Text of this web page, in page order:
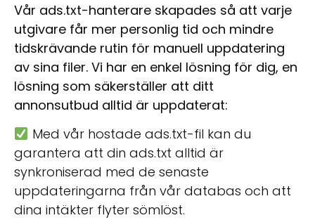
Vår ads.txt-hanterare skapades så att varje
utgivare får mer personlig tid och mindre
tidskrävande rutin för manuell uppdatering
av sina filer. Vi har en enkel lösning för dig, en
lösning som säkerställer att ditt
annonsutbud alltid är uppdaterat:
Med vår hostade ads.txt-fil kan du
garantera att din ads.txt alltid är
synkroniserad med de senaste
uppdateringarna från vår databas och att
dina intäkter flyter sömlöst.